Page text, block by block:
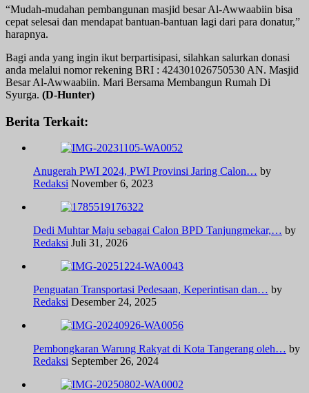
“Mudah-mudahan pembangunan masjid besar Al-Awwaabiin bisa
cepat selesai dan mendapat bantuan-bantuan lagi dari para donatur,”
harapnya.
Bagi anda yang ingin ikut berpartisipasi, silahkan salurkan donasi
anda melalui nomor rekening BRI : 424301026750530 AN. Masjid
Besar Al-Awwaabiin. Mari Bersama Membangun Rumah Di
Syurga. (D-Hunter)
Berita Terkait:
Anugerah PWI 2024, PWI Provinsi Jaring Calon… by
Redaksi November 6, 2023
Dedi Muhtar Maju sebagai Calon BPD Tanjungmekar,… by
Redaksi Juli 31, 2026
Penguatan Transportasi Pedesaan, Keperintisan dan… by
Redaksi Desember 24, 2025
Pembongkaran Warung Rakyat di Kota Tangerang oleh… by
Redaksi September 26, 2024